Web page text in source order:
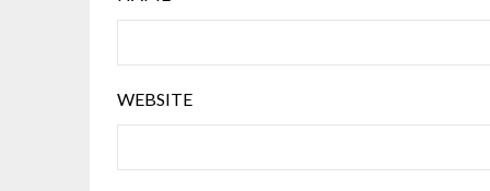
WEBSITE